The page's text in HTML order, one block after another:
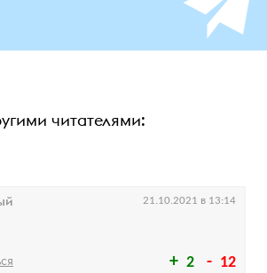
читателями:
2 12
21.10.2021 в 13:14